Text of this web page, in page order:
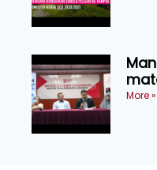
More »